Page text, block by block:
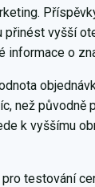
vyšší
informace o
než původně
k vyššímu
testování